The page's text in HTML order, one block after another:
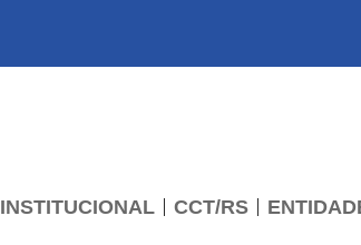
INSTITUCIONAL CCT/RS